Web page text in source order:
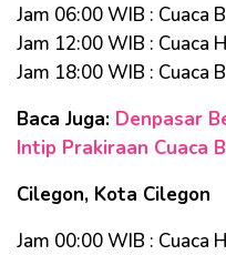
Jam 06:00 WIB : Cuaca
Jam 12:00 WIB : Cuaca
Jam 18:00 WIB : Cuaca
Baca Juga: Denpasar
Intip Prakiraan Cuaca
Cilegon, Kota Cilegon
Jam 00:00 WIB : Cuaca